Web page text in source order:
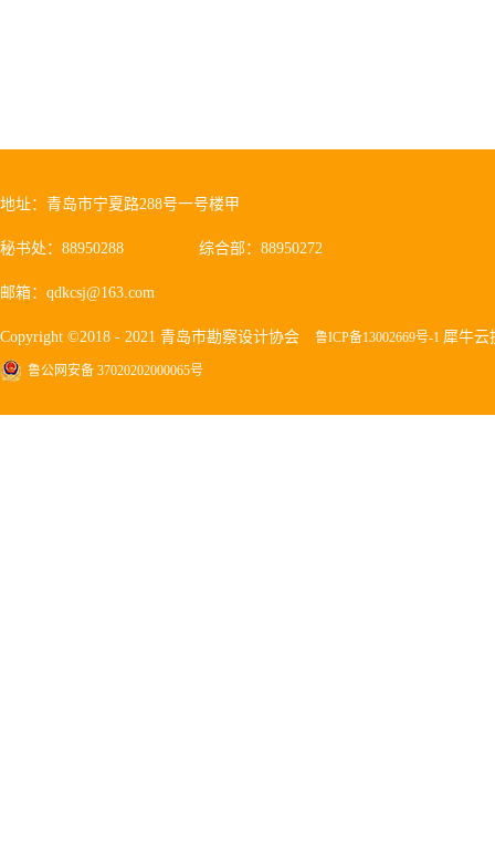
地址：青岛市宁夏路288号一号楼甲
秘书处：88950288 综合部：88950272
邮箱：qdkcsj@163.com
Copyright ©2018 - 2021 青岛市勘察设计协会 鲁ICP备13002669号-1 犀牛云
鲁公网安备 37020202000065号